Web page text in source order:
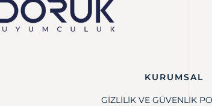
KURUMSAL
GIZLILIK VE GÜVENLIK